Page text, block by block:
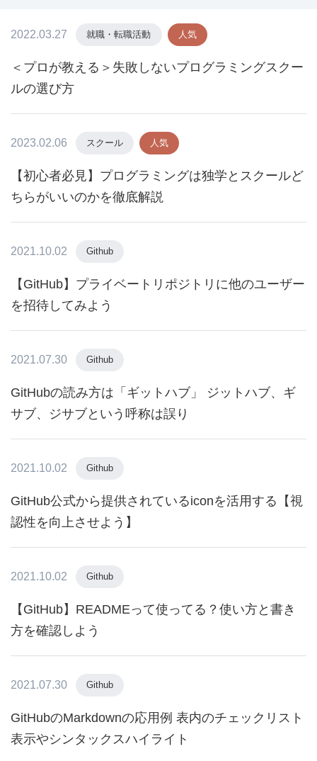
2022.03.27 就職・転職活動 人気
＜プロが教える＞失敗しないプログラミングスクー
ルの選び方
2023.02.06 スクール 人気
【初心者必見】プログラミングは独学とスクールど
ちらがいいのかを徹底解説
2021.10.02 Github
【GitHub】プライベートリポジトリに他のユーザー
を招待してみよう
2021.07.30 Github
GitHubの読み方は「ギットハブ」 ジットハブ、ギ
サブ、ジサブという呼称は誤り
2021.10.02 Github
GitHub公式から提供されているiconを活用する【視
認性を向上させよう】
2021.10.02 Github
【GitHub】READMEって使ってる？使い方と書き
方を確認しよう
2021.07.30 Github
GitHubのMarkdownの応用例 表内のチェックリスト
表示やシンタックスハイライト